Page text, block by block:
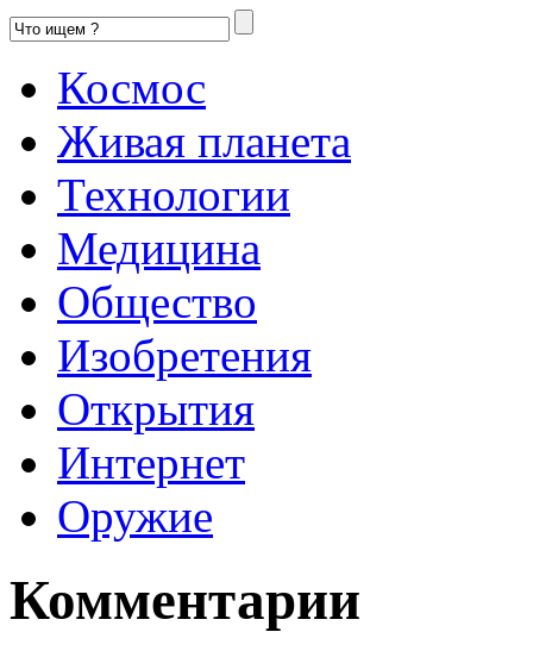
Космос
Живая планета
Технологии
Медицина
Общество
Изобретения
Открытия
Интернет
Оружие
Комментарии